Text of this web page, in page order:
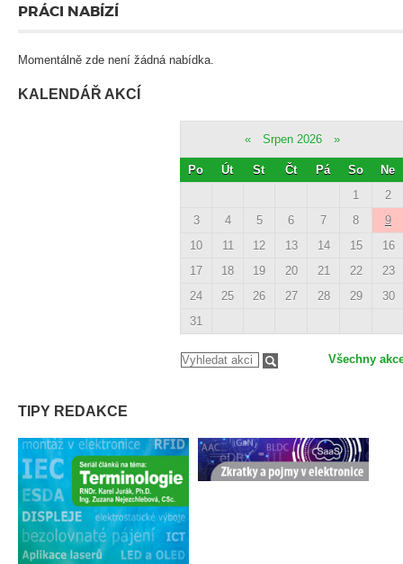
PRÁCI NABÍZÍ
Momentálně zde není žádná nabídka.
KALENDÁŘ AKCÍ
« Srpen 2026 »
Po Út St Čt Pá So
Ne
1
2
3
4 5 6 7 8
9
10
11 12 13 14 15
16
17
18 19 20 21 22
23
24
25 26 27 28 29
30
31
Všechny
TIPY REDAKCE